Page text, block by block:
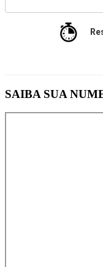
SAIBA SUA